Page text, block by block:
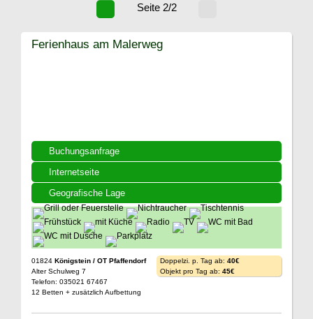
Seite 2/2
Buchungsanfrage
Internetseite
Geografische Lage
Ferienhaus am Malerweg
01824 Königstein / OT Pfaffendorf
Alter Schulweg 7
Telefon: 035021 67467
12 Betten + zusätzlich Aufbettung
Doppelzi. p. Tag ab: 40€
Objekt pro Tag ab: 45€